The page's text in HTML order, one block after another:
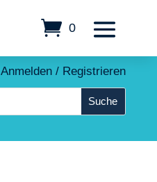
0
Anmelden / Registrieren